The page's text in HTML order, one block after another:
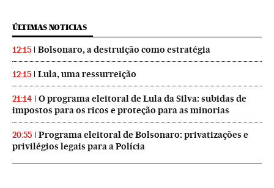
ÚLTIMAS NOTICIAS
12:15 Bolsonaro, a destruição como estratégia
12:15 Lula, uma ressurreição
21:14
O programa eleitoral de Lula da Silva: subidas de
impostos para os ricos e proteção para as minorias
20:55
Programa eleitoral de Bolsonaro: privatizações e
privilégios legais para a Polícia